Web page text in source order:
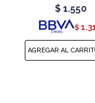
Teal
$ 1.550
$